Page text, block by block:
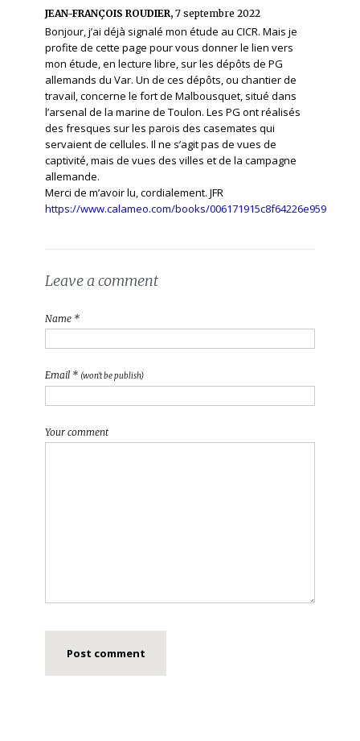
JEAN-FRANÇOIS ROUDIER, 7 septembre 2022
Bonjour, j’ai déjà signalé mon étude au CICR. Mais je
profite de cette page pour vous donner le lien vers
mon étude, en lecture libre, sur les dépôts de PG
allemands du Var. Un de ces dépôts, ou chantier de
travail, concerne le fort de Malbousquet, situé dans
l’arsenal de la marine de Toulon. Les PG ont réalisés
des fresques sur les parois des casemates qui
servaient de cellules. Il ne s’agit pas de vues de
captivité, mais de vues des villes et de la campagne
allemande.
Merci de m’avoir lu, cordialement. JFR
https://www.calameo.com/books/006171915c8f64226e959
Leave a comment
Name *
Email * (won't be publish)
Your comment